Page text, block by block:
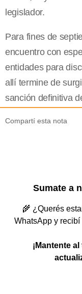
legislador.
Para fines de
encuentro con
entidades para
allí termine de
sanción definitiva
Compartí esta nota
Sumate a
🌾 ¿Querés
WhatsApp y recibí
¡Mantente